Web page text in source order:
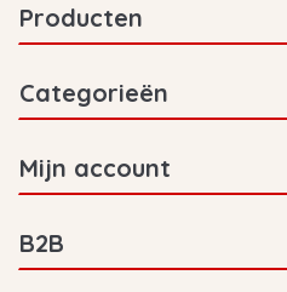
Producten
Categorieën
Mijn account
B2B